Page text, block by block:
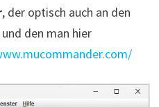
, der optisch auch an den
den man hier